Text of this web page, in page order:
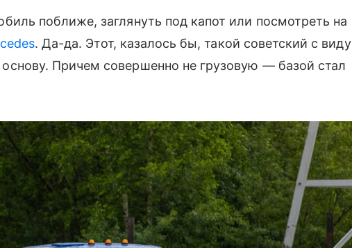
поближе, заглянуть под капот или посмотреть на
. Да-да. Этот, казалось бы, такой советский с виду
Причем совершенно не грузовую — базой стал